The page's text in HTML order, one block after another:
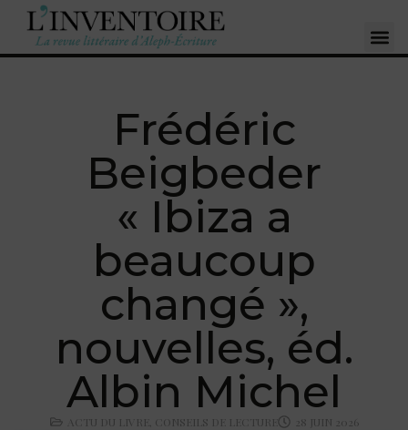
Frédéric
Beigbeder
« Ibiza a
beaucoup
changé »,
nouvelles, éd.
Albin Michel
ACTU DU LIVRE CONSEILS DE LECTURE 28 JUIN 2026